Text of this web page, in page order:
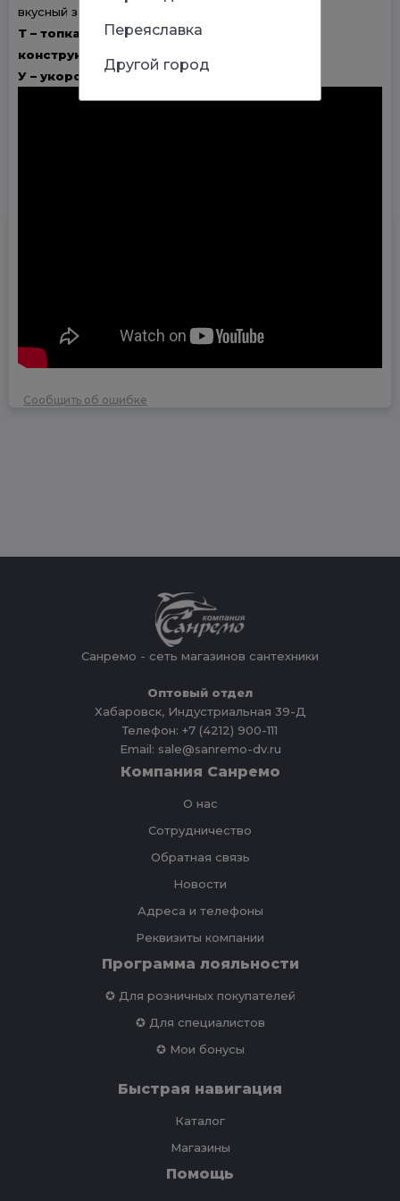
вкусный запах березовых поленьев.
Т – топка печи из высококачественной
конструкционной стали
У – укороченный топливный канал.
Сообщить об ошибке
Санремо - сеть магазинов сантехники
Оптовый отдел
Хабаровск, Индустриальная 39-Д
Телефон: +7 (4212) 900-111
Email: sale@sanremo-dv.ru
Компания Санремо
О нас
Сотрудничество
Обратная связь
Новости
Адреса и телефоны
Реквизиты компании
Программа лояльности
✪ Для розничных покупателей
✪ Для специалистов
✪ Мои бонусы
Быстрая навигация
Каталог
Магазины
Помощь
Переяславка
Другой город